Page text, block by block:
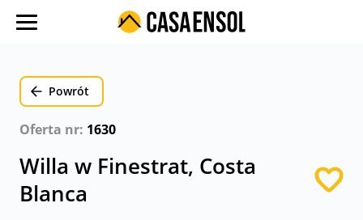
Oferty w regionach
Ulubione oferty
Proces zakupu
Koszty
Powrót
Oferta nr: 1630
Willa w Finestrat, Costa
Blanca